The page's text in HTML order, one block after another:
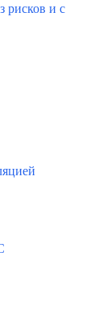
рисков и с